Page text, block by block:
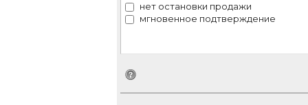
нет остановки продажи
мгновенное подтверждение